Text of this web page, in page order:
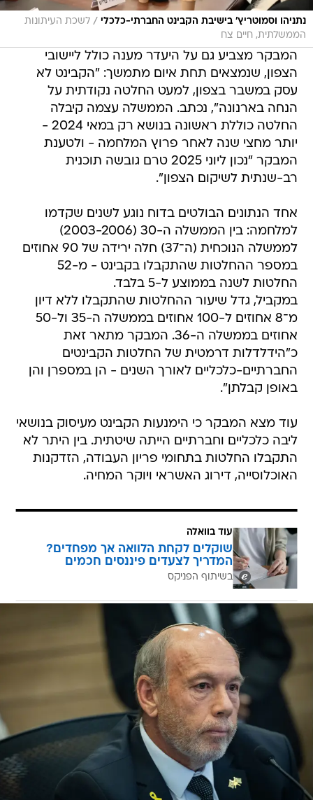
נתניהו וסמוטריץ' בישיבת הקבינט החברתי-כלכלי / לשכת העיתונות
הממשלתית, חיים צח
המבקר מצביע גם על היעדר מענה כולל ליישובי
הצפון, שנמצאים תחת איום מתמשך: "הקבינט לא
עסק במשבר בצפון, למעט החלטה נקודתית על
הנחה בארנונה", נכתב. הממשלה עצמה קיבלה
החלטה כוללת ראשונה בנושא רק במאי 2024 -
יותר מחצי שנה לאחר פרוץ המלחמה - ולטענת
המבקר "נכון ליוני 2025 טרם גובשה תוכנית
רב-שנתית לשיקום הצפון".
אחד הנתונים הבולטים בדוח נוגע לשנים שקדמו
למלחמה: בין הממשלה ה-30 (2003-2006)
לממשלה הנוכחית (ה־37) חלה ירידה של 90 אחוזים
במספר ההחלטות שהתקבלו בקבינט - מ-52
החלטות לשנה בממוצע ל-5 בלבד.
במקביל, גדל שיעור ההחלטות שהתקבלו ללא דיון
מ־8 אחוזים ל-100 אחוזים בממשלה ה-35 ול-50
אחוזים בממשלה ה-36. המבקר מתאר זאת
כ"הידלדלות דרמטית של החלטות הקבינטים
החברתיים-כלכליים לאורך השנים - הן במספרן והן
באופן קבלתן".
עוד מצא המבקר כי הימנעות הקבינט מעיסוק בנושאי
ליבה כלכליים וחברתיים הייתה שיטתית. בין היתר לא
התקבלו החלטות בתחומי פריון העבודה, הזדקנות
האוכלוסייה, דירוג האשראי ויוקר המחיה.
עוד בוואלה
שוקלים לקחת הלוואה אך מפחדים?
המדריך לצעדים פיננסים חכמים
בשיתוף הפניקס